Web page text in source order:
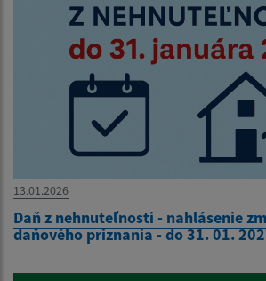
13.01.2026
Daň z nehnuteľnosti - nahlásenie
daňového priznania - do 31. 01.